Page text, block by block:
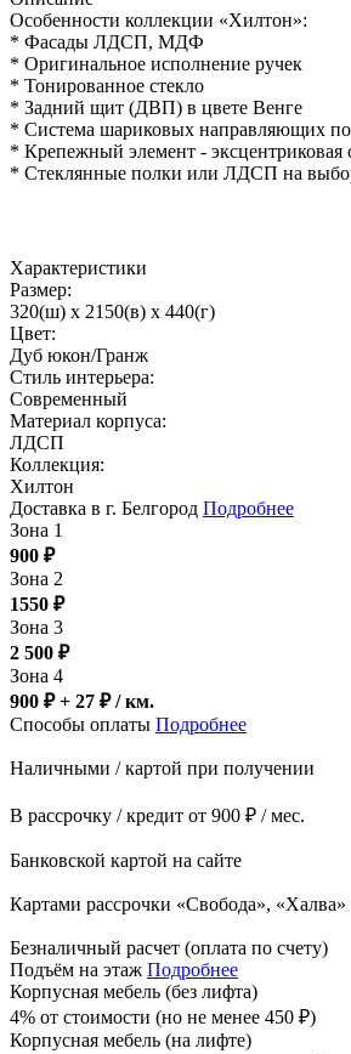
Особенности коллекции «Хилтон»:
* Фасады ЛДСП, МДФ
* Оригинальное исполнение ручек
* Тонированное стекло
* Задний щит (ДВП) в цвете Венге
* Система шариковых направляющих
* Крепежный элемент - эксцентриковая
* Стеклянные полки или ЛДСП на
Характеристики
Размер:
320(ш) x 2150(в) x 440(г)
Цвет:
Дуб юкон/Гранж
Стиль интерьера:
Современный
Материал корпуса:
ЛДСП
Коллекция:
Хилтон
Доставка в г. Белгород Подробнее
Зона 1
900 ₽
Зона 2
1550 ₽
Зона 3
2 500 ₽
Зона 4
900 ₽ + 27 ₽/ км.
Способы оплаты Подробнее
Наличными / картой при получении
В рассрочку / кредит от 900 ₽ / мес.
Банковской картой на сайте
Картами рассрочки «Свобода», «Халва»
Безналичный расчет (оплата по счету)
Подъём на этаж Подробнее
Корпусная мебель (без лифта)
4% от стоимости (но не менее 450 ₽)
Корпусная мебель (на лифте)